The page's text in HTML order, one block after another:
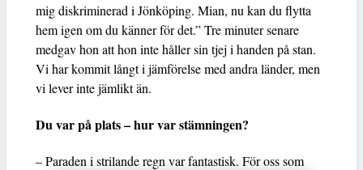
mig diskriminerad i Jönköping. Mian, nu kan du flytta
hem igen om du känner för det.” Tre minuter senare
medgav hon att hon inte håller sin tjej i handen på stan.
Vi har kommit långt i jämförelse med andra länder, men
vi lever inte jämlikt än.
Du var på plats – hur var stämningen?
– Paraden i strilande regn var fantastisk. För oss som